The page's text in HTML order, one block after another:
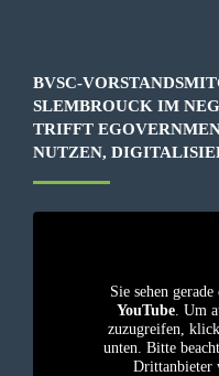
BVSC-
SLEMBROUCK IM
TRIFFT
NUTZEN,
Sie sehen
YouTube. Um
zuzugreifen,
unten. Bitte
Drittanbieter